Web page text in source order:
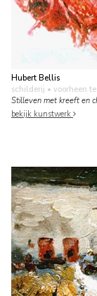
Hubert Bellis
schilderij • voorheen
Stilleven met kreeft en
bekijk kunstwerk